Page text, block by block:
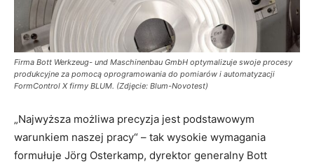
Firma Bott Werkzeug- und Maschinenbau GmbH optymalizuje swoje procesy
produkcyjne za pomocą oprogramowania do pomiarów i automatyzacji
FormControl X firmy BLUM. (Zdjęcie: Blum-Novotest)
„Najwyższa możliwa precyzja jest podstawowym
warunkiem naszej pracy“ – tak wysokie wymagania
formułuje Jörg Osterkamp, dyrektor generalny Bott